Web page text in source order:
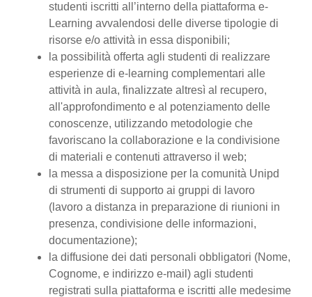
studenti iscritti all’interno della piattaforma e-
Learning avvalendosi delle diverse tipologie di
risorse e/o attività in essa disponibili;
la possibilità offerta agli studenti di realizzare
esperienze di e-learning complementari alle
attività in aula, finalizzate altresì al recupero,
all'approfondimento e al potenziamento delle
conoscenze, utilizzando metodologie che
favoriscano la collaborazione e la condivisione
di materiali e contenuti attraverso il web;
la messa a disposizione per la comunità Unipd
di strumenti di supporto ai gruppi di lavoro
(lavoro a distanza in preparazione di riunioni in
presenza, condivisione delle informazioni,
documentazione);
la diffusione dei dati personali obbligatori (Nome,
Cognome, e indirizzo e-mail) agli studenti
registrati sulla piattaforma e iscritti alle medesime